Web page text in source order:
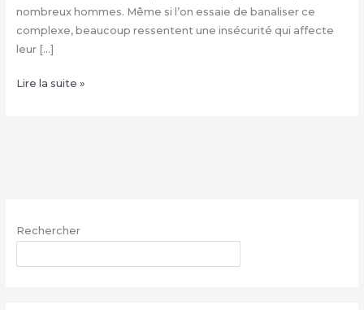
nombreux hommes. Même si l’on essaie de banaliser ce
complexe, beaucoup ressentent une insécurité qui affecte
leur […]
COMMENT
68
07
Lire la suite »
Rechercher